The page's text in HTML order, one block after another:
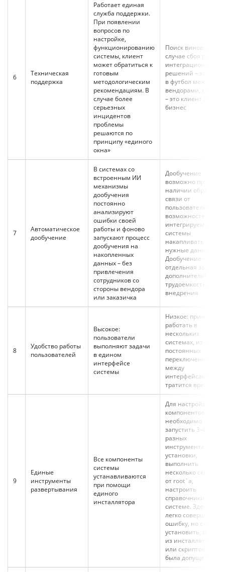
6
Техническая
поддержка
Работает единая
служба поддержки.
При появлении
вопросов по
настройке,
функционированию
системы, клиент
может обратиться к
готовым
методологическим
рекомендациям. В
случае более
серьезных
инцидентов
проблемы
решаются по
принципу «единого
окна»
Поиск виноватых в
случае сбоя работы
интеграционных
решений – это игра
в футбол между
вендорами, где мяч
– это клиент и его
бизнес
7
Автоматическое
дообучение
В системах со
встроенным ИИ
механизмы
дообучения
постоянно
анализируют
ошибки своей
работы и фоново
запускают процесс
дообучения на
накопленных
данных – без
привлечения
сотрудников со
стороны вендора
или заказичка
Дообучение
возможно при
наличии обратной
связи от
пользователя и
возможностей
интегрируемой ИИ-
системы
накапливать
нужные данные.
Дообучение –
отдельная задача с
дополнительной
трудоемкостью
внедрения
8
Удобство работы
пользователей
Высокое:
пользователи
выполняют задачи
в едином
интерфейсе
системы
Низкое: приходится
работать в
нескольких
системах, из-за
постоянных
переключений
между
интерфейсами
тратится время
9
Единые
инструменты
развертывания
Все компоненты
системы
устанавливаются
при помощи
единого
инсталлятора
Для настройки всех
компонентов
необходимо
запустить 3-4
разных
инструмента
установки,
выполнить
несколько скриптов
от root`а,
настроить
справочники в
системе. Здесь
легко совершить
ошибку, но сложно
установить, в каком
из инсталляторов
или скриптов она
была допущена